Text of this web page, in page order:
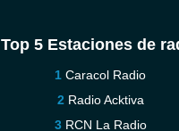
Top 5 Estaciones de
Caracol Radio
Radio Acktiva
RCN La Radio